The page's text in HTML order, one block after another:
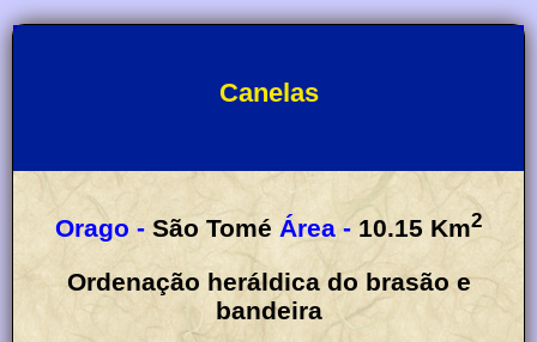
Canelas
Orago - São Tomé Área - 10.15 Km2
Ordenação heráldica do brasão e
bandeira